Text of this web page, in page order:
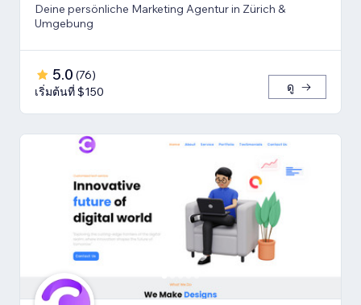
Deine persönliche Marketing Agentur in Zürich &
Umgebung
5.0 (76)
เริ่มต้นที่ $150
ดู